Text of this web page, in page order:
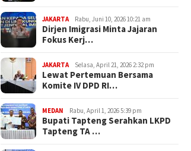
JAKARTA Rabu, Juni 10, 2026 10:21 am
Dirjen Imigrasi Minta Jajaran
Fokus Kerj…
JAKARTA Selasa, April 21, 2026 2:32 pm
Lewat Pertemuan Bersama
Komite IV DPD RI…
MEDAN Rabu, April 1, 2026 5:39 pm
Bupati Tapteng Serahkan LKPD
Tapteng TA …